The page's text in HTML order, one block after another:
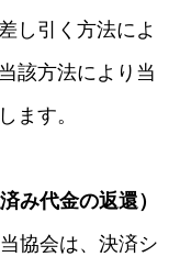
し引く方法によ
該方法により当
ます。
み代金の返還）
協会は、決済シ